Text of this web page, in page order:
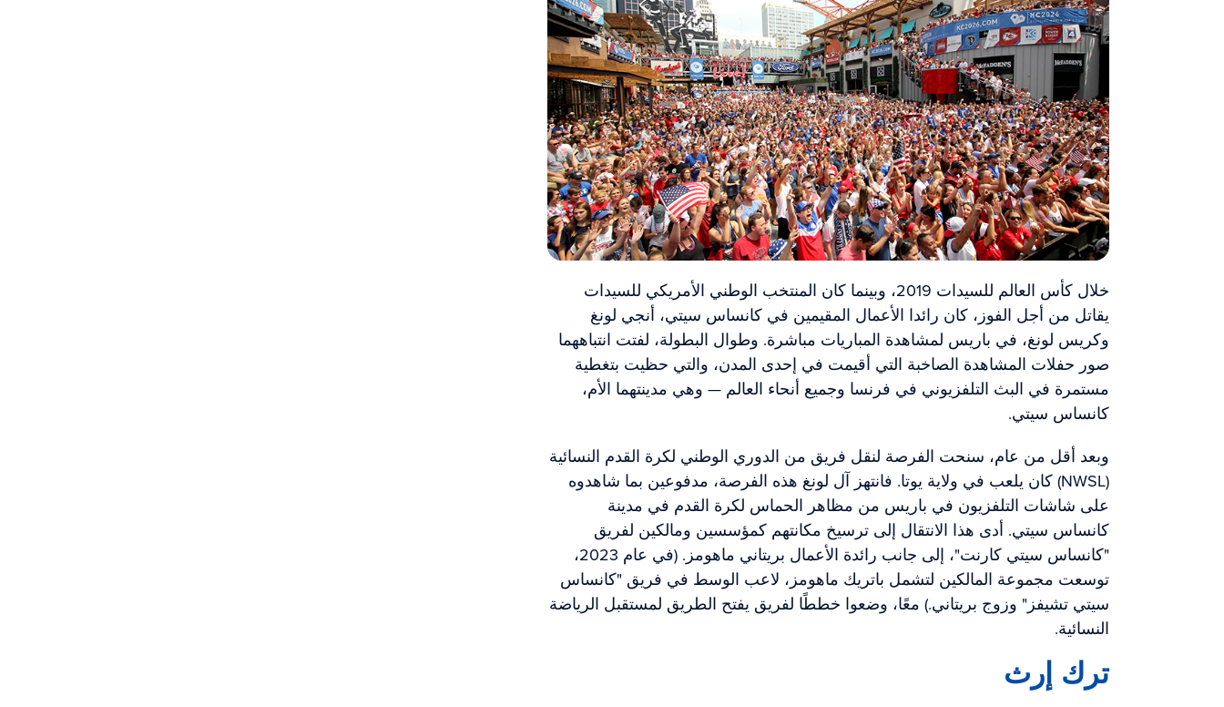
خلال كأس العالم للسيدات 2019، وبينما كان المنتخب الوطني الأمريكي للسيدات
يقاتل من أجل الفوز، كان رائدا الأعمال المقيمين في كانساس سيتي، أنجي لونغ
وكريس لونغ، في باريس لمشاهدة المباريات مباشرة. وطوال البطولة، لفتت انتباههما
صور حفلات المشاهدة الصاخبة التي أقيمت في إحدى المدن، والتي حظيت بتغطية
مستمرة في البث التلفزيوني في فرنسا وجميع أنحاء العالم — وهي مدينتهما الأم،
كانساس سيتي.
وبعد أقل من عام، سنحت الفرصة لنقل فريق من الدوري الوطني لكرة القدم النسائية
(NWSL) كان يلعب في ولاية يوتا. فانتهز آل لونغ هذه الفرصة، مدفوعين بما شاهدوه
على شاشات التلفزيون في باريس من مظاهر الحماس لكرة القدم في مدينة
كانساس سيتي. أدى هذا الانتقال إلى ترسيخ مكانتهم كمؤسسين ومالكين لفريق
"كانساس سيتي كارنت"، إلى جانب رائدة الأعمال بريتاني ماهومز. (في عام 2023،
توسعت مجموعة المالكين لتشمل باتريك ماهومز، لاعب الوسط في فريق "كانساس
سيتي تشيفز" وزوج بريتاني.) معًا، وضعوا خططًا لفريق يفتح الطريق لمستقبل الرياضة
النسائية.
ترك إرث